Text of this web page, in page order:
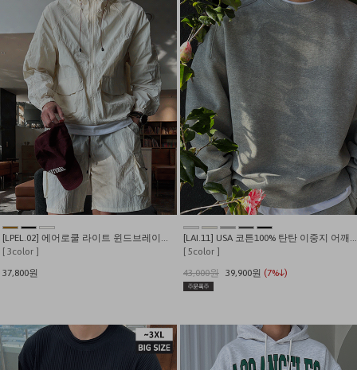
[LPEL.02] 에어로쿨 라이트 윈드브레이커 바람막이
[ 3color ]
37,800원
[LAI.11] USA 코튼100% 탄탄 이중지 어깨넓어보이는 절개 맨투맨
[ 5color ]
43,000원 39,900원 (7%↓)